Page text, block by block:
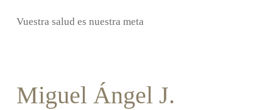
Vuestra salud es nuestra meta
Miguel Ángel J.